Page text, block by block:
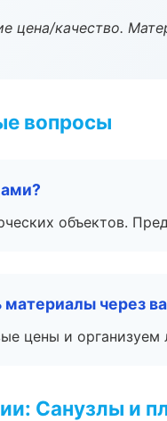
цена/качество.
вопросы
объектов.
через
цены и организуем
Санузлы и